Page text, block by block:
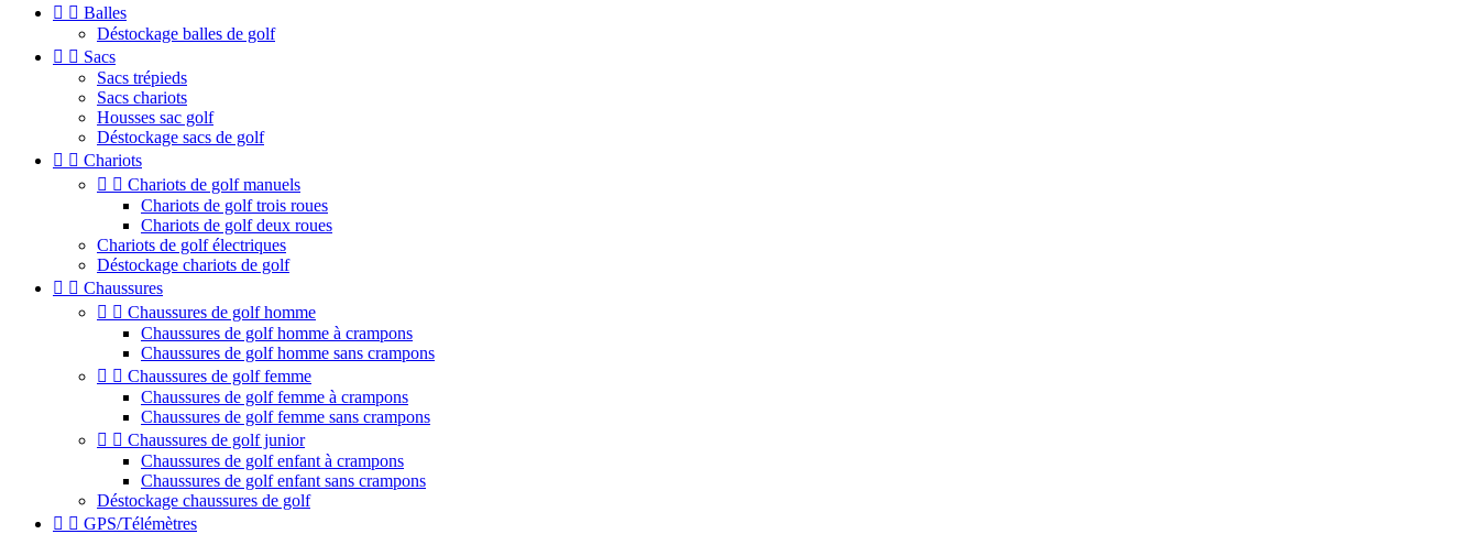
  Balles
Déstockage balles de golf
  Sacs
Sacs trépieds
Sacs chariots
Housses sac golf
Déstockage sacs de golf
  Chariots
  Chariots de golf manuels
Chariots de golf trois roues
Chariots de golf deux roues
Chariots de golf électriques
Déstockage chariots de golf
  Chaussures
  Chaussures de golf homme
Chaussures de golf homme à crampons
Chaussures de golf homme sans crampons
  Chaussures de golf femme
Chaussures de golf femme à crampons
Chaussures de golf femme sans crampons
  Chaussures de golf junior
Chaussures de golf enfant à crampons
Chaussures de golf enfant sans crampons
Déstockage chaussures de golf
  GPS/Télémètres